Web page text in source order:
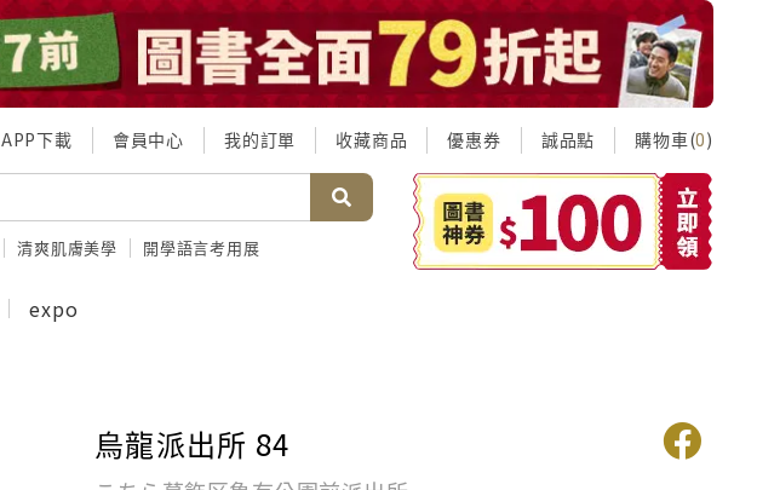
APP下載 會員中心 我的訂單 收藏商品 優惠券 誠品點 購物車(0)
清爽肌膚美學 開學語言考用展
expo
烏龍派出所 84